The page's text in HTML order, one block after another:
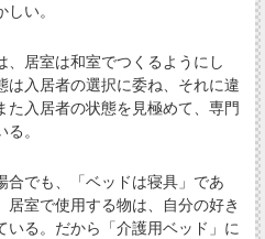
い。
居室は和室でつくるようにし
は入居者の選択に委ね、それに違
入居者の状態を見極めて、専門
。
でも、「ベッドは寝具」であ
居室で使用する物は、自分の好き
いる。だから「介護用ベッド」に